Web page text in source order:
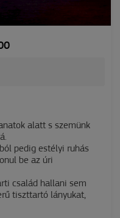
alatt s szemünk
pedig estélyi ruhás
be az úri
család hallani sem
tiszttartó lányukat,